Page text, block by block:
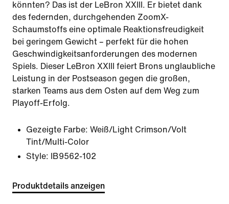
könnten? Das ist der LeBron XXIII. Er bietet dank
des federnden, durchgehenden ZoomX-
Schaumstoffs eine optimale Reaktionsfreudigkeit
bei geringem Gewicht – perfekt für die hohen
Geschwindigkeitsanforderungen des modernen
Spiels. Dieser LeBron XXIII feiert Brons unglaubliche
Leistung in der Postseason gegen die großen,
starken Teams aus dem Osten auf dem Weg zum
Playoff-Erfolg.
Gezeigte Farbe: Weiß/Light Crimson/Volt
Tint/Multi-Color
Style:
IB9562-102
Produktdetails anzeigen